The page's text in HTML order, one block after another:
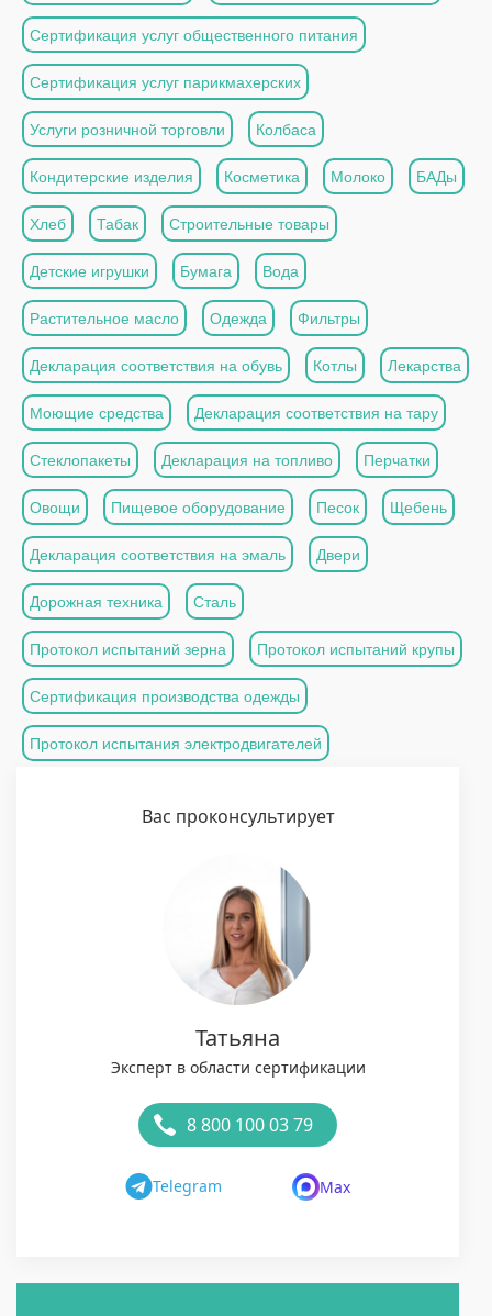
Сертификация услуг общественного питания
Сертификация услуг парикмахерских
Услуги розничной торговли Колбаса
Кондитерские изделия Косметика Молоко БАДы
Хлеб Табак Строительные товары
Детские игрушки Бумага Вода
Растительное масло Одежда Фильтры
Декларация соответствия на обувь Котлы Лекарства
Моющие средства Декларация соответствия на тару
Стеклопакеты Декларация на топливо Перчатки
Овощи Пищевое оборудование Песок Щебень
Декларация соответствия на эмаль Двери
Дорожная техника Сталь
Протокол испытаний зерна Протокол испытаний крупы
Сертификация производства одежды
Протокол испытания электродвигателей
Вас проконсультирует
Татьяна
Эксперт в области сертификации
8 800 100 03 79
Telegram Max